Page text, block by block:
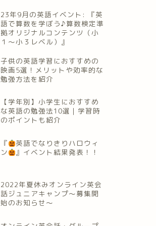
23年9月の英語イベント: 『英
語で算数を学ぼう♪算数検定準
拠オリジナルコンテンツ（小
１～小３レベル）』
子供の英語学習におすすめの
映画5選！メリットや効率的な
勉強方法を紹介
【学年別】小学生におすすめ
な英語の勉強法10選｜学習時
のポイントも紹介
『
英語でなりきりハロウィ
ン
』イベント結果発表！！
2022年夏休みオンライン英会
話ジュニアキャンプ～募集開
始のお知らせ～